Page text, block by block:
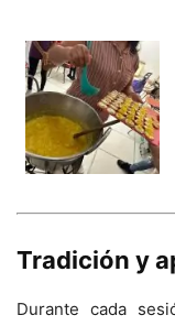
Tradición y
Durante cada